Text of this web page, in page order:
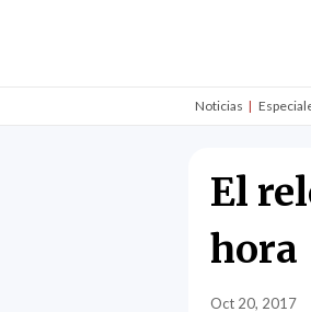
Noticias
El
hora
Oct 20, 2017